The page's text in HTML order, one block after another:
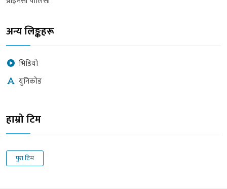
अन्य लिङ्कहरू
भिडियो
युनिकोड
हाम्रो टिम
पुरा टिम